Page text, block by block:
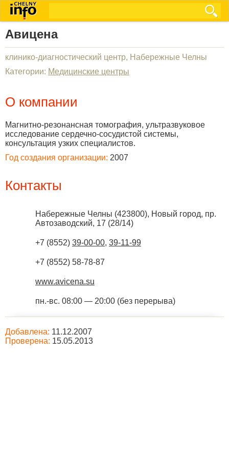
Авицена
клинико-диагностический центр, Набережные Челны
Категории: Медицинские центры
О компании
Магнитно-резонансная томография, ультразвуковое
исследование сердечно-сосудистой системы,
консультация узких специалистов.
Год создания организации: 2007
Контакты
Набережные Челны (423800), Новый город, пр.
Автозаводский, 17 (28/14)
+7 (8552) 39-00-00, 39-11-99
+7 (8552) 58-78-87
www.avicena.su
пн.-вс. 08:00 — 20:00 (без перерыва)
Добавлена: 11.12.2007
Проверена: 15.05.2013